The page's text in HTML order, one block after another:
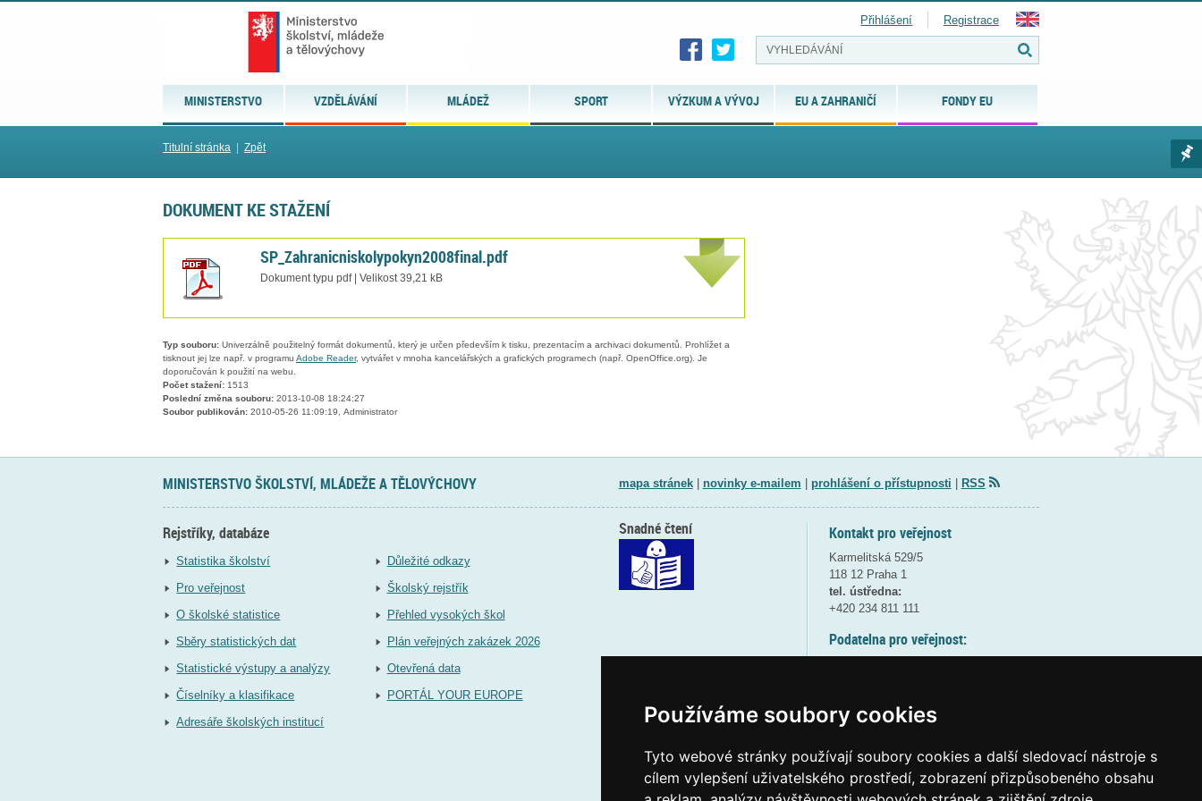
Používáme soubory cookies
Tyto webové stránky používají soubory cookies a další sledovací nástroje s
cílem vylepšení uživatelského prostředí, zobrazení přizpůsobeného obsahu
MINISTERSTVO VZDĚLÁVÁNÍ MLÁDEŽ SPORT VÝZKUM A VÝVOJ EU A ZAHRANIČÍ FONDY EU
Přihlášení Registrace
Titulní stránka Zpět
DOKUMENT KE STAŽENÍ
SP_Zahranicniskolypokyn2008final.pdf
Dokument typu pdf | Velikost 39,21 kB
Typ souboru: Univerzálně použitelný formát dokumentů, který je určen především k tisku, prezentacím a archivaci dokumentů. Prohlížet a
tisknout jej lze např. v programu Adobe Reader, vytvářet v mnoha kancelářských a grafických programech (např. OpenOffice.org). Je
doporučován k použití na webu.
Počet stažení: 1513
Poslední změna souboru: 2013-10-08 18:24:27
Soubor publikován: 2010-05-26 11:09:19, Administrator
MINISTERSTVO ŠKOLSTVÍ, MLÁDEŽE A TĚLOVÝCHOVY mapa stránek| novinky e-mailem prohlášení o přístupnosti RSS
Rejstříky, databáze
Statistika školství
Pro veřejnost
O školské statistice
Sběry statistických dat
Statistické výstupy a analýzy
Číselníky a klasifikace
Adresáře školských institucí
Důležité odkazy
Školský rejstřík
Přehled vysokých škol
Plán veřejných zakázek 2026
Otevřená data
PORTÁL YOUR EUROPE
Kontakt pro veřejnost
Karmelitská 529/5
118 12 Praha 1
tel. ústředna:
+420 234 811 111
Podatelna pro veřejnost:
(více informací
Elektronická podatelna:
Snadné čtení